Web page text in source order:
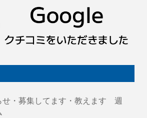
せ・募集してます・教えます 週